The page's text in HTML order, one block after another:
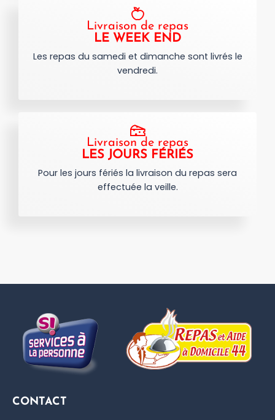
Livraison de repas
LE WEEK END
Les repas du samedi et dimanche sont livrés le
vendredi.
Livraison de repas
LES JOURS FÉRIÉS
Pour les jours fériés la livraison du repas sera
effectuée la veille.
CONTACT